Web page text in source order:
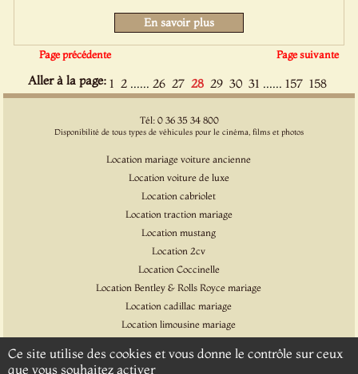
En savoir plus
Page précédente Page suivante
Aller à la page:1 2 ...... 26 27 28 29 30 31 ...... 157 158
Tél: 0 36 35 34 800
Disponibilité de tous types de véhicules pour le cinéma, films et photos
Location mariage voiture ancienne
Location voiture de luxe
Location cabriolet
Location traction mariage
Location mustang
Location 2cv
Location Coccinelle
Location Bentley & Rolls Royce mariage
Location cadillac mariage
Location limousine mariage
Location Citroen DS
Ce site utilise des cookies et vous donne le contrôle sur ceux
que vous souhaitez activer